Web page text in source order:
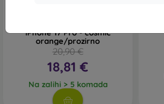
iPhone 17 Pro - cosmic
orange/prozirno
20,90 €
18,81 €
Na zalihi > 5 komada